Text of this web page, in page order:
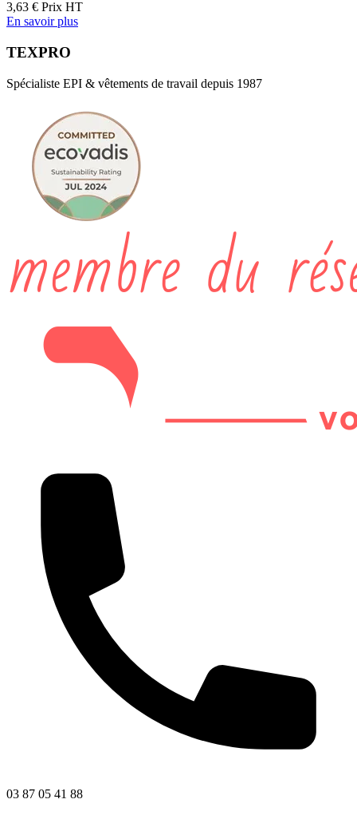
3,63 € Prix HT
En savoir plus
TEXPRO
Spécialiste EPI & vêtements de travail depuis 1987
03 87 05 41 88